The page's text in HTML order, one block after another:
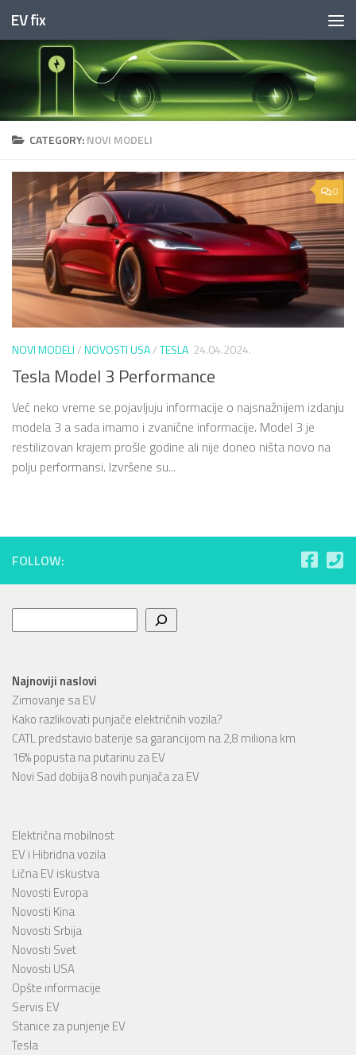
Skip to content
EV fix
CATEGORY:NOVI MODELI
0
NOVI MODELI/NOVOSTI USA/TESLA 24.04.2024.
Tesla Model 3 Performance
Već neko vreme se pojavljuju informacije o najsnažnijem izdanju
modela 3 a sada imamo i zvanične informacije. Model 3 je
restilizovan krajem prošle godine ali nije doneo ništa novo na
polju performansi. Izvršene su...
FOLLOW:
Najnoviji naslovi
Zimovanje sa EV
Kako razlikovati punjače električnih vozila?
CATL predstavio baterije sa garancijom na 2,8 miliona km
16% popusta na putarinu za EV
Novi Sad dobija 8 novih punjača za EV
Električna mobilnost
EV i Hibridna vozila
Lična EV iskustva
Novosti Evropa
Novosti Kina
Novosti Srbija
Novosti Svet
Novosti USA
Opšte informacije
Servis EV
Stanice za punjenje EV
Tesla